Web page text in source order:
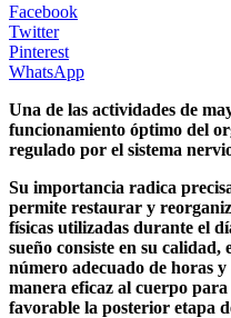
Facebook
Twitter
Pinterest
WhatsApp
Una de las actividades de
funcionamiento óptimo del
regulado por el sistema
Su importancia radica
permite restaurar y
físicas utilizadas durante el
sueño consiste en su calidad,
número adecuado de horas
manera eficaz al cuerpo
favorable la posterior etapa